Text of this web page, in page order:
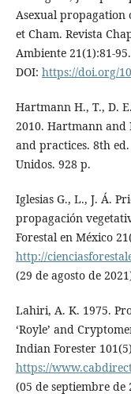
Asexual propagation
et Cham. Revista
Ambiente 21(1):81-
DOI: https://doi.org/
Hartmann H., T., D.
2010. Hartmann and
and practices. 8th
Unidos. 928 p.
Iglesias G., L., J. Á.
propagación
Forestal en México
http://
(29 de agosto de
Lahiri, A. K. 1975.
‘Royle’ and
Indian Forester
https://
(05 de septiembre de